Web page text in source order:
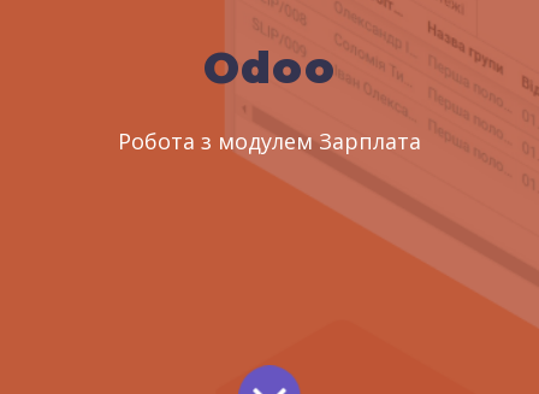
Odoo
Робота з модулем Зарплата